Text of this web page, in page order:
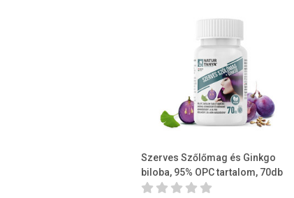
Szerves Szőlőmag és Ginkgo
biloba, 95% OPC tartalom, 70db